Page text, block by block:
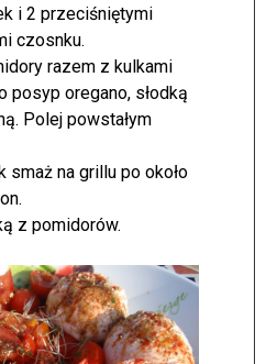
i 2 przeciśniętymi
czosnku.
razem z kulkami
oregano, słodką
Polej powstałym
smaż na grillu po około
z pomidorów.